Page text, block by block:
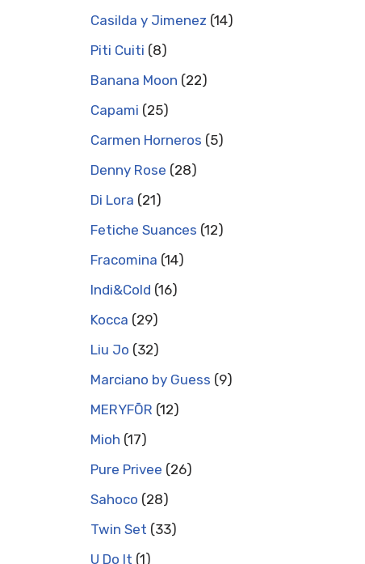
Casilda y Jimenez 14
Piti Cuiti 8
Banana Moon 22
Capami 25
Carmen Horneros 5
Denny Rose 28
Di Lora 21
Fetiche Suances 12
Fracomina 14
Indi&Cold 16
Kocca 29
Liu Jo 32
Marciano by Guess 9
MERYFŌR 12
Mioh 17
Pure Privee 26
Sahoco 28
Twin Set 33
U Do It 1